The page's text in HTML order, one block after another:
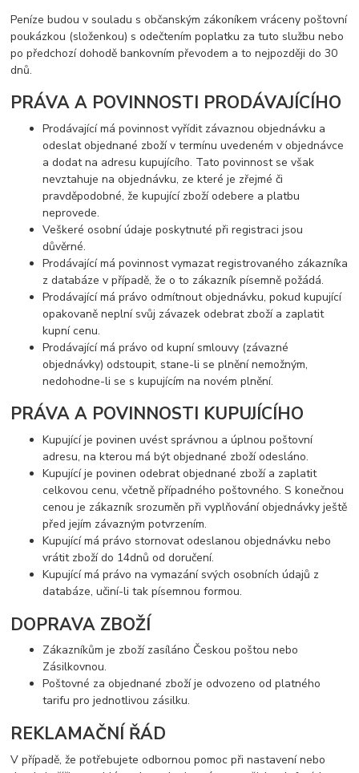
Peníze budou v souladu s občanským zákoníkem vráceny poštovní
poukázkou (složenkou) s odečtením poplatku za tuto službu nebo
po předchozí dohodě bankovním převodem a to nejpozději do 30
dnů.
PRÁVA A POVINNOSTI PRODÁVAJÍCÍHO
Prodávající má povinnost vyřídit závaznou objednávku a
odeslat objednané zboží v termínu uvedeném v objednávce
a dodat na adresu kupujícího. Tato povinnost se však
nevztahuje na objednávku, ze které je zřejmé či
pravděpodobné, že kupující zboží odebere a platbu
neprovede.
Veškeré osobní údaje poskytnuté při registraci jsou
důvěrné.
Prodávající má povinnost vymazat registrovaného zákazníka
z databáze v případě, že o to zákazník písemně požádá.
Prodávající má právo odmítnout objednávku, pokud kupující
opakovaně neplní svůj závazek odebrat zboží a zaplatit
kupní cenu.
Prodávající má právo od kupní smlouvy (závazné
objednávky) odstoupit, stane-li se plnění nemožným,
nedohodne-li se s kupujícím na novém plnění.
PRÁVA A POVINNOSTI KUPUJÍCÍHO
Kupující je povinen uvést správnou a úplnou poštovní
adresu, na kterou má být objednané zboží odesláno.
Kupující je povinen odebrat objednané zboží a zaplatit
celkovou cenu, včetně případného poštovného. S konečnou
cenou je zákazník srozuměn při vyplňování objednávky ještě
před jejím závazným potvrzením.
Kupující má právo stornovat odeslanou objednávku nebo
vrátit zboží do 14dnů od doručení.
Kupující má právo na vymazání svých osobních údajů z
databáze, učiní-li tak písemnou formou.
DOPRAVA ZBOŽÍ
Zákazníkům je zboží zasíláno Českou poštou nebo
Zásilkovnou.
Poštovné za objednané zboží je odvozeno od platného
tarifu pro jednotlivou zásilku.
REKLAMAČNÍ ŘÁD
V případě, že potřebujete odbornou pomoc při nastavení nebo